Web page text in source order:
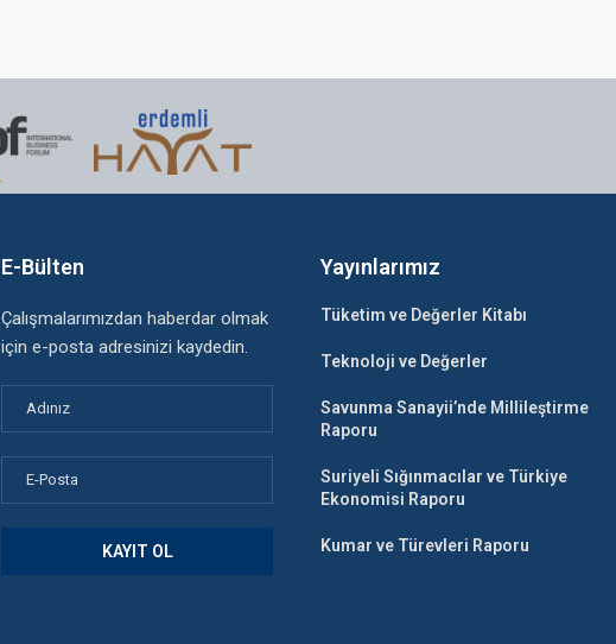
E-Bülten
Çalışmalarımızdan haberdar olmak
için e-posta adresinizi kaydedin.
Yayınlarımız
Tüketim ve Değerler Kitabı
Teknoloji ve Değerler
Savunma Sanayii’nde Millileştirme
Raporu
Suriyeli Sığınmacılar ve Türkiye
Ekonomisi Raporu
Kumar ve Türevleri Raporu